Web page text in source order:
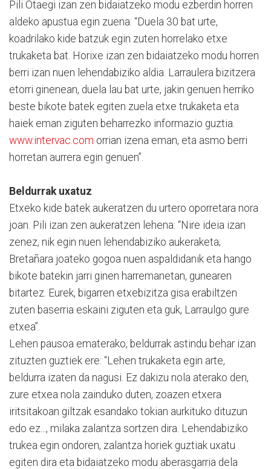
Pili Otaegi izan zen bidaiatzeko modu ezberdin horren
aldeko apustua egin zuena: “Duela 30 bat urte,
koadrilako kide batzuk egin zuten horrelako etxe
trukaketa bat. Horixe izan zen bidaiatzeko modu horren
berri izan nuen lehendabiziko aldia. Larraulera bizitzera
etorri ginenean, duela lau bat urte, jakin genuen herriko
beste bikote batek egiten zuela etxe trukaketa eta
haiek eman ziguten beharrezko informazio guztia.
www.intervac.com orrian izena eman, eta asmo berri
horretan aurrera egin genuen”.
Beldurrak uxatuz
Etxeko kide batek aukeratzen du urtero oporretara nora
joan. Pili izan zen aukeratzen lehena: “Nire ideia izan
zenez, nik egin nuen lehendabiziko aukeraketa;
Bretañara joateko gogoa nuen aspaldidanik eta hango
bikote batekin jarri ginen harremanetan, gunearen
bitartez. Eurek, bigarren etxebizitza gisa erabiltzen
zuten baserria eskaini ziguten eta guk, Larraulgo gure
etxea”.
Lehen pausoa ematerako, beldurrak astindu behar izan
zituzten guztiek ere: “Lehen trukaketa egin arte,
beldurra izaten da nagusi. Ez dakizu nola aterako den,
zure etxea nola zainduko duten, zoazen etxera
iritsitakoan giltzak esandako tokian aurkituko dituzun
edo ez..., milaka zalantza sortzen dira. Lehendabiziko
trukea egin ondoren, zalantza horiek guztiak uxatu
egiten dira eta bidaiatzeko modu aberasgarria dela